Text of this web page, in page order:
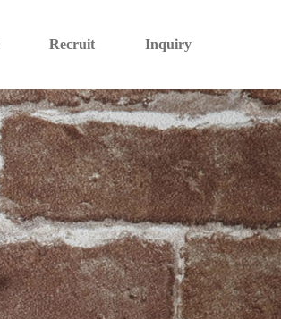
Recruit Inquiry